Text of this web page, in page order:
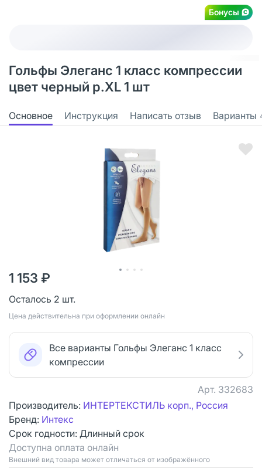
Бонусы
Гольфы Элеганс 1 класс компрессии
цвет черный р.XL 1 шт
Основное Инструкция Написать отзыв Варианты
1 153 ₽
Осталось 2 шт.
Цена действительна при оформлении онлайн
Все варианты Гольфы Элеганс 1 класс
компрессии
Арт. 332683
Производитель: ИНТЕРТЕКСТИЛЬ корп., Россия
Бренд: Интекс
Срок годности: Длинный срок
Доступна оплата онлайн
Bнешний вид товара может отличаться от изображённого